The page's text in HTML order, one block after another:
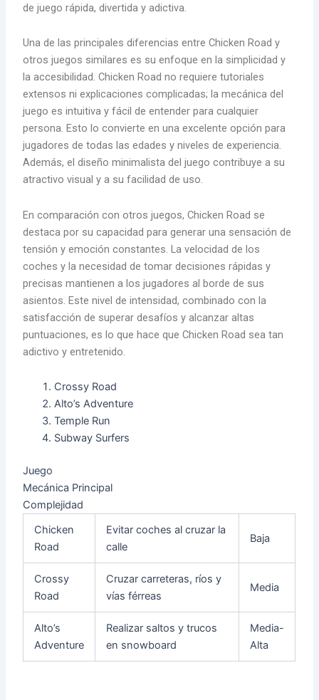
de juego rápida, divertida y adictiva.
Una de las principales diferencias entre Chicken Road y
otros juegos similares es su enfoque en la simplicidad y
la accesibilidad. Chicken Road no requiere tutoriales
extensos ni explicaciones complicadas; la mecánica del
juego es intuitiva y fácil de entender para cualquier
persona. Esto lo convierte en una excelente opción para
jugadores de todas las edades y niveles de experiencia.
Además, el diseño minimalista del juego contribuye a su
atractivo visual y a su facilidad de uso.
En comparación con otros juegos, Chicken Road se
destaca por su capacidad para generar una sensación de
tensión y emoción constantes. La velocidad de los
coches y la necesidad de tomar decisiones rápidas y
precisas mantienen a los jugadores al borde de sus
asientos. Este nivel de intensidad, combinado con la
satisfacción de superar desafíos y alcanzar altas
puntuaciones, es lo que hace que Chicken Road sea tan
adictivo y entretenido.
Crossy Road
Alto’s Adventure
Temple Run
Subway Surfers
Juego
Mecánica Principal
Complejidad
Chicken
Road
Evitar coches al cruzar la
calle
Baja
Crossy
Road
Cruzar carreteras, ríos y
vías férreas
Media
Alto’s
Adventure
Realizar saltos y trucos
en snowboard
Media-
Alta